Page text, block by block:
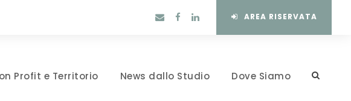
AREA RISERVATA
Profit e Territorio News dallo Studio Dove Siamo